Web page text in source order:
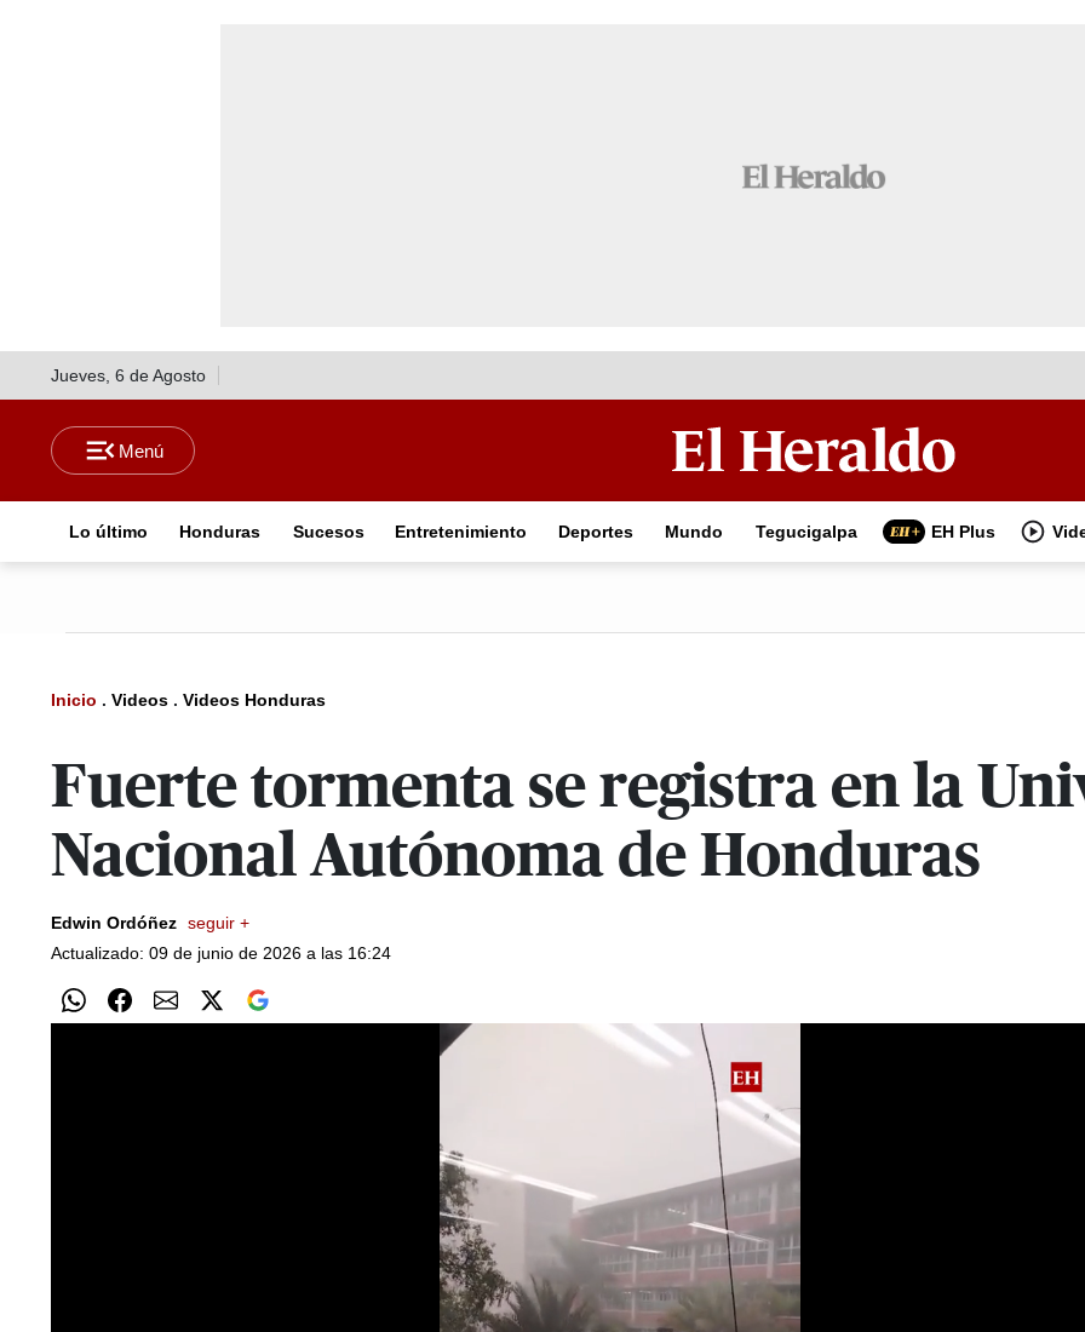
Jueves, 6 de Agosto
Lo último Honduras Sucesos Entretenimiento Deportes Mundo Tegucigalpa EH Plus
Inicio . Videos . Videos Honduras
Fuerte tormenta se registra en la
Nacional Autónoma de Honduras
Edwin Ordóñez seguir +
Actualizado: 09 de junio de 2026 a las 16:24